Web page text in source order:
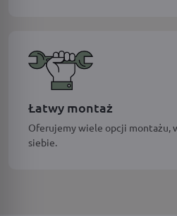
Łatwy montaż
Oferujemy wiele opcji montażu,
siebie.